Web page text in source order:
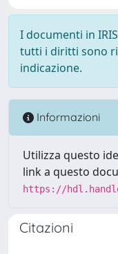
I documenti in
tutti i diritti sono
indicazione.
Informazioni
Utilizza questo
link a questo
https://
Citazioni